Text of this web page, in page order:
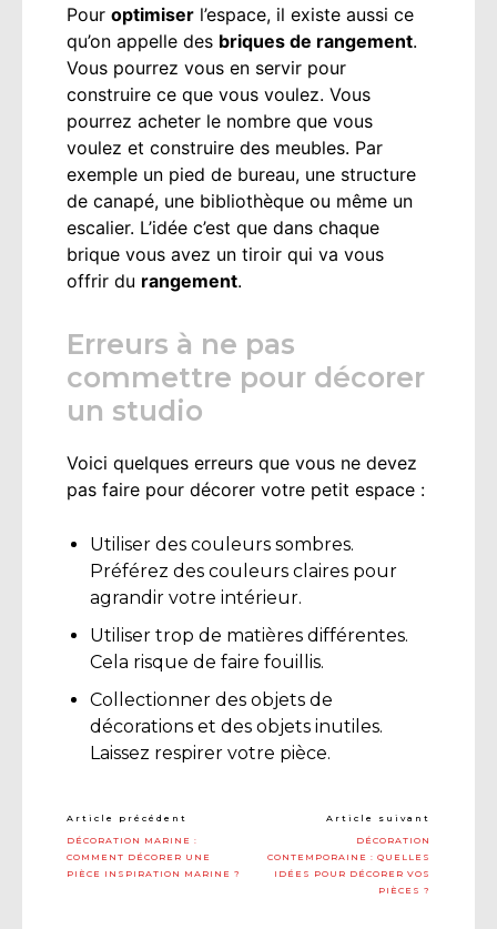
Pour optimiser l’espace, il existe aussi ce
qu’on appelle des briques de rangement.
Vous pourrez vous en servir pour
construire ce que vous voulez. Vous
pourrez acheter le nombre que vous
voulez et construire des meubles. Par
exemple un pied de bureau, une structure
de canapé, une bibliothèque ou même un
escalier. L’idée c’est que dans chaque
brique vous avez un tiroir qui va vous
offrir du rangement.
Erreurs à ne pas
commettre pour décorer
un studio
Voici quelques erreurs que vous ne devez
pas faire pour décorer votre petit espace :
Utiliser des couleurs sombres.
Préférez des couleurs claires pour
agrandir votre intérieur.
Utiliser trop de matières différentes.
Cela risque de faire fouillis.
Collectionner des objets de
décorations et des objets inutiles.
Laissez respirer votre pièce.
Article précédent
DÉCORATION MARINE :
COMMENT DÉCORER UNE
PIÈCE INSPIRATION MARINE ?
Article suivant
DÉCORATION
CONTEMPORAINE : QUELLES
IDÉES POUR DÉCORER VOS
PIÈCES ?